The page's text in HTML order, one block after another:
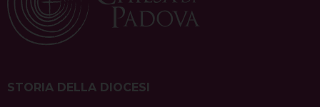
STORIA DELLA DIOCESI